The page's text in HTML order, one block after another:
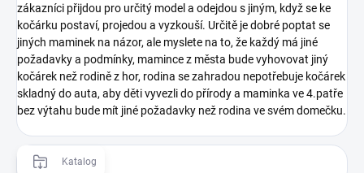
zákazníci přijdou pro určitý model a odejdou s jiným, když se ke
kočárku postaví, projedou a vyzkouší. Určitě je dobré poptat se
jiných maminek na názor, ale myslete na to, že každý má jiné
požadavky a podmínky, mamince z města bude vyhovovat jiný
kočárek než rodině z hor, rodina se zahradou nepotřebuje kočárek
skladný do auta, aby děti vyvezli do přírody a maminka ve 4.patře
bez výtahu bude mít jiné požadavky než rodina ve svém domečku.
Katalog